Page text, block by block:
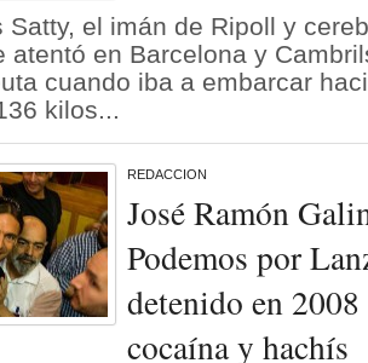
Satty, el imán de Ripoll y
atentó en Barcelona y
cuando iba a embarcar
kilos...
REDACCION
José Ramón
Podemos por
detenido en
cocaína y hachís